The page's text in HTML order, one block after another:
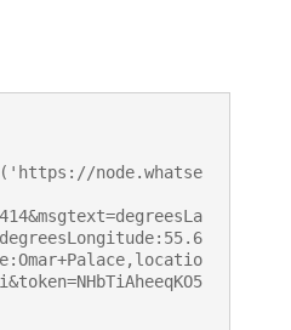
node.whatse